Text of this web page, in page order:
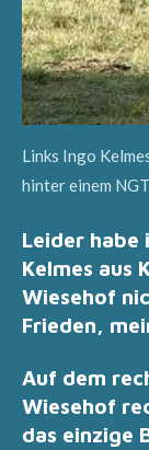
Links Ingo
hinter einem
Leider habe
Kelmes aus
Wiesehof
Frieden,
Auf dem
Wiesehof
das einzige